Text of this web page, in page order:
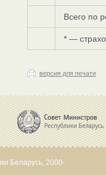
Всего по
* —
версия для печати
Беларусь, 2000-